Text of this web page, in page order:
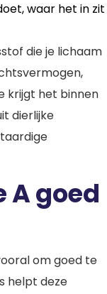
waar het in zit
die je lichaam
krijgt het binnen
dierlijke
goed
om goed te
helpt deze